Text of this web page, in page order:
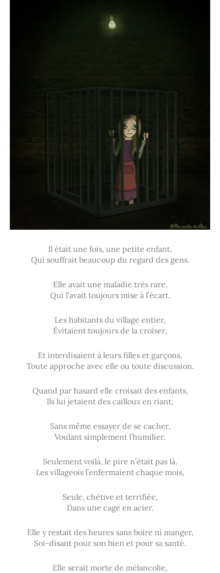
Il était une fois, une petite enfant,
Qui souffrait beaucoup du regard des gens.
Elle avait une maladie très rare,
Qui l’avait toujours mise à l’écart.
Les habitants du village entier,
Évitaient toujours de la croiser,
Et interdisaient à leurs filles et garçons,
Toute approche avec elle ou toute discussion.
Quand par hasard elle croisait des enfants,
Ils lui jetaient des cailloux en riant,
Sans même essayer de se cacher,
Voulant simplement l’humilier.
Seulement voilà, le pire n’était pas là.
Les villageois l’enfermaient chaque mois,
Seule, chétive et terrifiée,
Dans une cage en acier.
Elle y restait des heures sans boire ni manger,
Soi-disant pour son bien et pour sa santé.
Elle serait morte de mélancolie,